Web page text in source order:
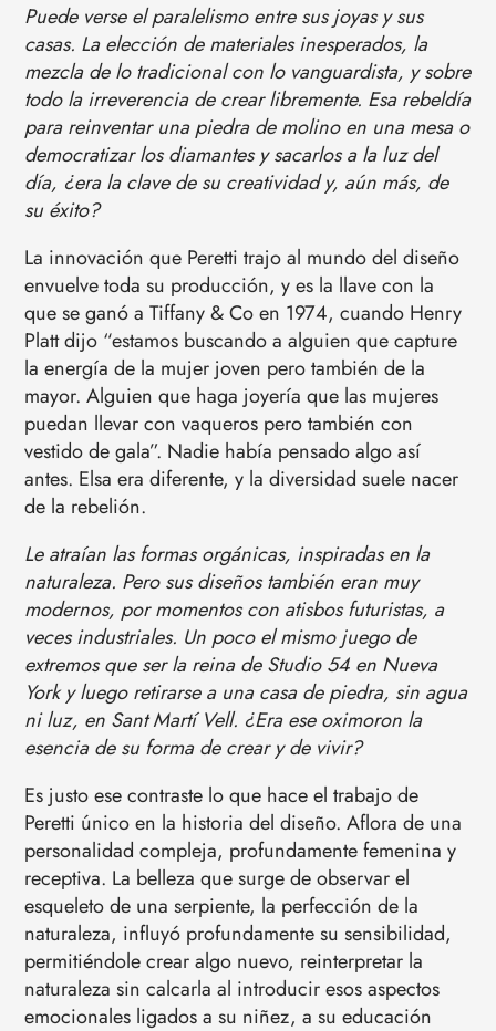
Puede verse el paralelismo entre sus joyas y sus
casas. La elección de materiales inesperados, la
mezcla de lo tradicional con lo vanguardista, y sobre
todo la irreverencia de crear libremente. Esa rebeldía
para reinventar una piedra de molino en una mesa o
democratizar los diamantes y sacarlos a la luz del
día, ¿era la clave de su creatividad y, aún más, de
su éxito?
La innovación que Peretti trajo al mundo del diseño
envuelve toda su producción, y es la llave con la
que se ganó a Tiffany & Co en 1974, cuando Henry
Platt dijo “estamos buscando a alguien que capture
la energía de la mujer joven pero también de la
mayor. Alguien que haga joyería que las mujeres
puedan llevar con vaqueros pero también con
vestido de gala”. Nadie había pensado algo así
antes. Elsa era diferente, y la diversidad suele nacer
de la rebelión.
Le atraían las formas orgánicas, inspiradas en la
naturaleza. Pero sus diseños también eran muy
modernos, por momentos con atisbos futuristas, a
veces industriales. Un poco el mismo juego de
extremos que ser la reina de Studio 54 en Nueva
York y luego retirarse a una casa de piedra, sin agua
ni luz, en Sant Martí Vell. ¿Era ese oximoron la
esencia de su forma de crear y de vivir?
Es justo ese contraste lo que hace el trabajo de
Peretti único en la historia del diseño. Aflora de una
personalidad compleja, profundamente femenina y
receptiva. La belleza que surge de observar el
esqueleto de una serpiente, la perfección de la
naturaleza, influyó profundamente su sensibilidad,
permitiéndole crear algo nuevo, reinterpretar la
naturaleza sin calcarla al introducir esos aspectos
emocionales ligados a su niñez, a su educación